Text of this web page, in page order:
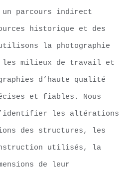
un parcours indirect
historique et des
la photographie
les milieux de travail et
d’haute qualité
et fiables. Nous
d’identifier les altérations
des structures, les
utilisés, la
de leur